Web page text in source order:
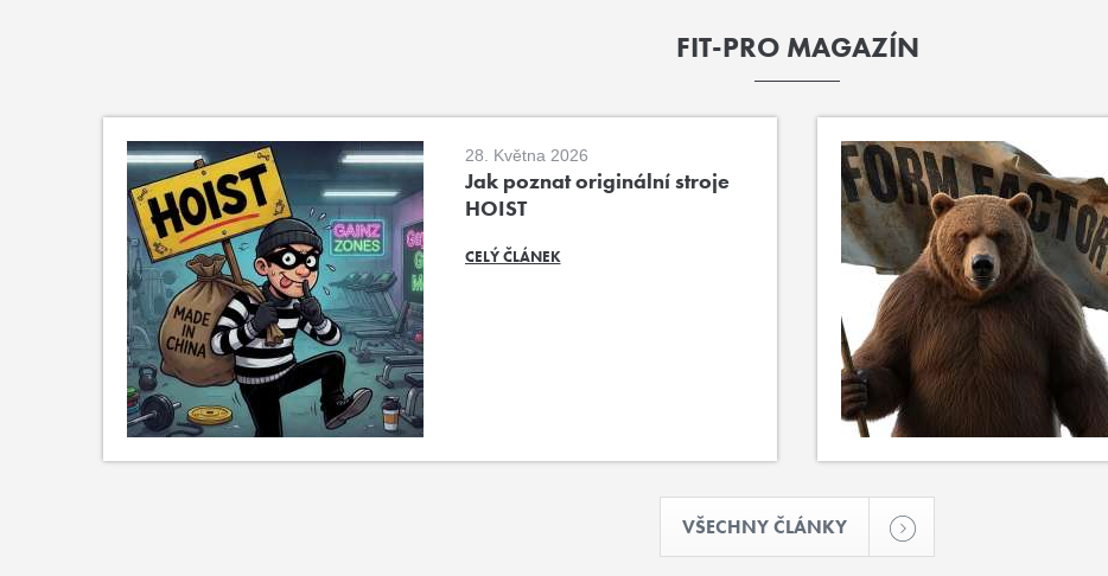
FIT-PRO MAGAZÍN
28. Května 2026
Jak poznat originální stroje
HOIST
CELÝ ČLÁNEK
VŠECHNY ČLÁNKY